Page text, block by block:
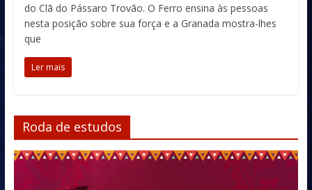
do Clã do Pássaro Trovão. O Ferro ensina às pessoas
nesta posição sobre sua força e a Granada mostra-lhes
que
Ler mais
Roda de estudos